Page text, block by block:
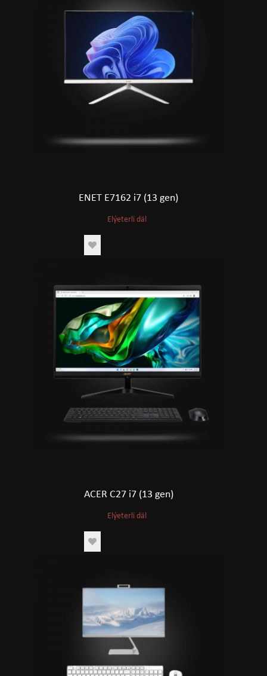
ENET E7162 i7 (13 gen)
Elýeterli däl
ACER C27 i7 (13 gen)
Elýeterli däl